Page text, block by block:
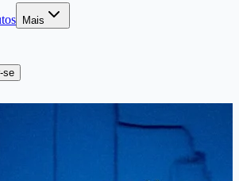
Mais
se